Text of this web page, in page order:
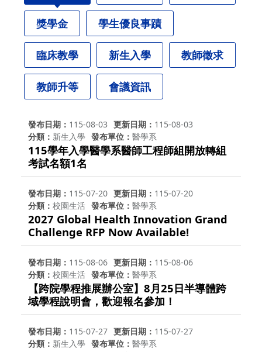
獎學金 學生優良事蹟
臨床教學 新生入學 教師徵求
教師升等 會議資訊
發布日期 115-08-03 更新日期
115-08-03
分類
新生入學 發布單位 醫學系
115學年入學醫學系醫師工程師組開放轉組
考試名額1名
發布日期 115-07-20 更新日期
115-07-20
分類
校園生活 發布單位 醫學系
2027 Global Health Innovation Grand
Challenge RFP Now Available!
發布日期 115-08-06 更新日期
115-08-06
分類
校園生活 發布單位 醫學系
【跨院學程推展辦公室】8月25日半導體跨
域學程說明會，歡迎報名參加！
發布日期 115-07-27 更新日期
115-07-27
分類
新生入學 發布單位 醫學系